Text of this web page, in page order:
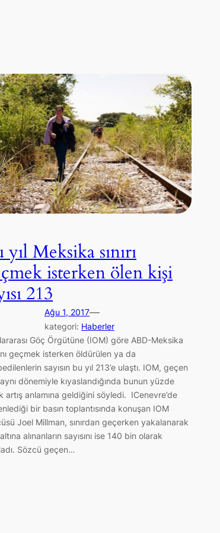
yıl Meksika sınırı
isterken ölen kişi
213
Ağu 1, 2017—
kategori: Haberler
Göç Örgütüne (IOM) göre ABD-Meksika
geçmek isterken öldürülen ya da
sayısın bu yıl 213’e ulaştı. IOM, geçen
aynı dönemiyle kıyaslandığında bunun yüzde
artış anlamına geldiğini söyledi. ICenevre’de
bir basın toplantısında konuşan IOM
Joel Millman, sınırdan geçerken yakalanarak
alınanların sayısını ise 140 bin olarak
Sözcü geçen…